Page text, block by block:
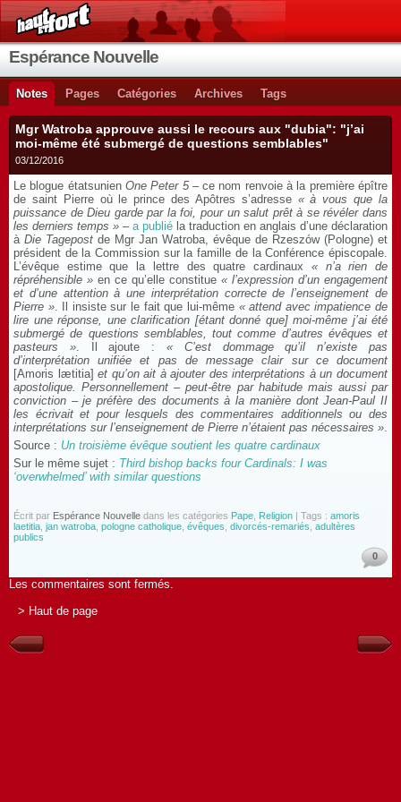
Espérance Nouvelle
Notes Pages Catégories Archives Tags
Mgr Watroba approuve aussi le recours aux "dubia": "j’ai
moi-même été submergé de questions semblables"
03/12/2016
Le blogue étatsunien One Peter 5– ce nom renvoie à la première épître
de saint Pierre où le prince des Apôtres s’adresse « à vous que la
puissance de Dieu garde par la foi, pour un salut prêt à se révéler dans
les derniers temps » – a publié la traduction en anglais d’une déclaration
à Die Tagepost de Mgr Jan Watroba, évêque de Rzeszów (Pologne) et
président de la Commission sur la famille de la Conférence épiscopale.
L’évêque estime que la lettre des quatre cardinaux « n’a rien de
répréhensible » en ce qu’elle constitue « l’expression d’un engagement
et d’une attention à une interprétation correcte de l’enseignement de
Pierre ». Il insiste sur le fait que lui-même « attend avec impatience de
lire une réponse, une clarification [étant donné que] moi-même j’ai été
submergé de questions semblables, tout comme d’autres évêques et
pasteurs ». Il ajoute :« C’est dommage qu’il n’existe pas
d’interprétation unifiée et pas de message clair sur ce document
[Amoris lætitia]et qu’on ait à ajouter des interprétations à un document
apostolique. Personnellement – peut-être par habitude mais aussi par
conviction – je préfère des documents à la manière dont Jean-Paul II
les écrivait et pour lesquels des commentaires additionnels ou des
interprétations sur l’enseignement de Pierre n’étaient pas nécessaires ».
Source : Un troisième évêque soutient les quatre cardinaux
Sur le même sujet : Third bishop backs four Cardinals: I was
‘overwhelmed’ with similar questions
Écrit par Espérance Nouvelle dans les catégories Pape Religion | Tags : amoris
laetitia jan watroba pologne catholique évêques divorcés-remariés adultères
publics
0
Les commentaires sont fermés.
> Haut de page